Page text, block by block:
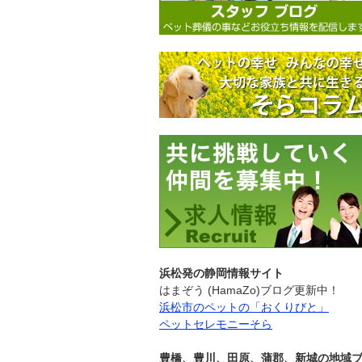
浜松発の静岡情報サイト
はまぞう (HamaZo)ブログ更新中！
浜松市のペットの「おくりびと」
ペットセレモニーそら
豊橋、豊川、田原、蒲郡、新城の地域ブ